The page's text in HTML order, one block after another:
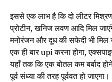
इससे एक लाभ है कि दो लीटर
प्रोटीन, खनिज लवण आदि मिल
मनोरंजन और दूध की सफेदी भी मिल
एक ही बार upi करना होगा,
यहाँ तक कि एक बोतल कम बर्बाद
पूर्व संध्या की तरह पूर्ववत हो जाएगा।